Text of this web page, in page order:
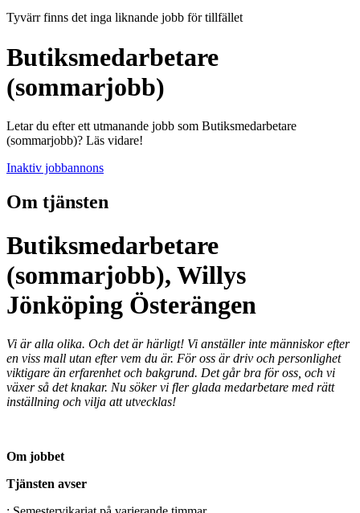
Tyvärr finns det inga liknande jobb för tillfället
Butiksmedarbetare
(sommarjobb)
Letar du efter ett utmanande jobb som Butiksmedarbetare
(sommarjobb)? Läs vidare!
Inaktiv jobbannons
Om tjänsten
Butiksmedarbetare
(sommarjobb), Willys
Jönköping Österängen
Vi är alla olika. Och det är härligt! Vi anställer inte människor efter
en viss mall utan efter vem du är. För oss är driv och personlighet
viktigare än erfarenhet och bakgrund. Det går bra för oss, och vi
växer så det knakar. Nu söker vi fler glada medarbetare med rätt
inställning och vilja att utvecklas!
Om jobbet
Tjänsten avser